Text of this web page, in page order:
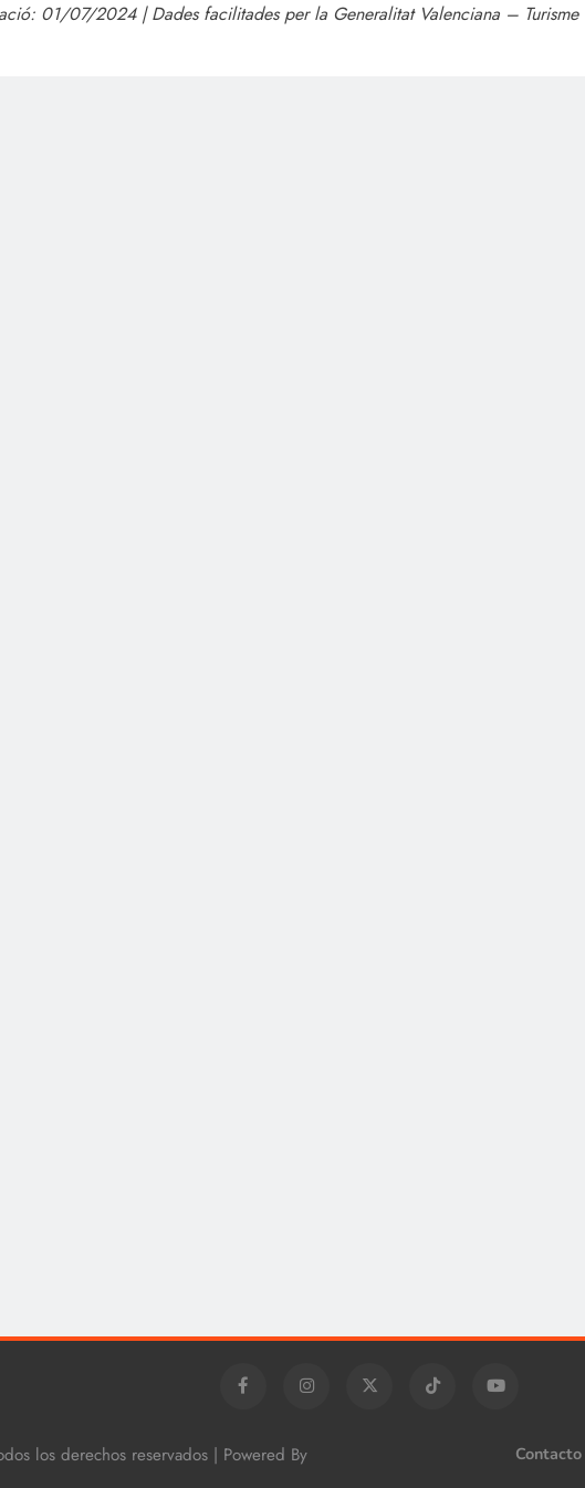
01/07/2024 | Dades facilitades per la Generalitat Valenciana – Turisme
los derechos reservados | Powered By Contacto